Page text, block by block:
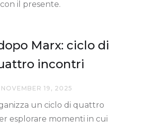
il presente.
Marx: ciclo di
incontri
NOVEMBER 19, 2025
un ciclo di quattro
esplorare momenti in cui